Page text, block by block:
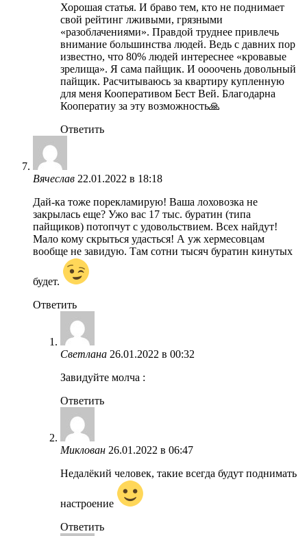
Хорошая статья. И браво тем, кто не поднимает
свой рейтинг лживыми, грязными
«разоблачениями». Правдой труднее привлечь
внимание большинства людей. Ведь с давних пор
известно, что 80% людей интереснее «кровавые
зрелища». Я сама пайщик. И оооочень довольный
пайщик. Расчитываюсь за квартиру купленную
для меня Кооперативом Бест Вей. Благодарна
Кооператиу за эту возможность🙏
Ответить
Вячеслав 22.01.2022 в 18:18
Дай-ка тоже порекламирую! Ваша лоховозка не
закрылась еще? Ужо вас 17 тыс. буратин (типа
пайщиков) потопчут с удовольствием. Всех найдут!
Мало кому скрыться удасться! А уж хермесовцам
вообще не завидую. Там сотни тысяч буратин кинутых
будет.
Ответить
Светлана 26.01.2022 в 00:32
Завидуйте молча :
Ответить
Миклован 26.01.2022 в 06:47
Недалёкий человек, такие всегда будут поднимать
настроение
Ответить